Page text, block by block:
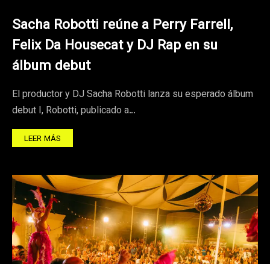
Sacha Robotti reúne a Perry Farrell,
Felix Da Housecat y DJ Rap en su
álbum debut
El productor y DJ Sacha Robotti lanza su esperado álbum
debut I, Robotti, publicado a…
LEER MÁS